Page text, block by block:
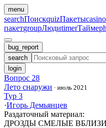
menu
searchПоискquizПакетыcasino
пакетgroupЛюдиtimerТаймер
bug_report
search
login
Вопрос 28
Лето снаружи · июль 2021
Тур 3
·Игорь Демьянцев
Раздаточный материал:
ДРОЗДЫ СМЕЛЫЕ